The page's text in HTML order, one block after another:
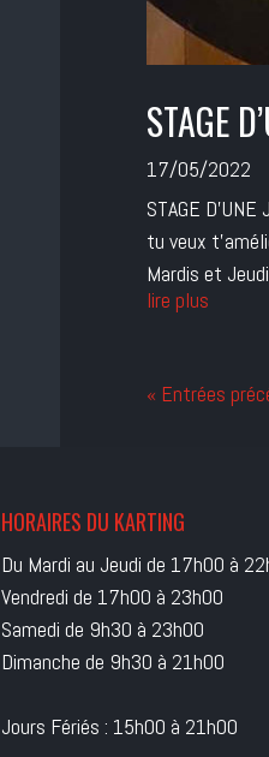
STAGE
17/05/2022
STAGE
tu veux
Mardis et
lire plus
« Entrées
HORAIRES DU KARTING
Du Mardi au Jeudi de 17h00 à
Vendredi de 17h00 à 23h00
Samedi de 9h30 à 23h00
Dimanche de 9h30 à 21h00
Jours Fériés : 15h00 à 21h00